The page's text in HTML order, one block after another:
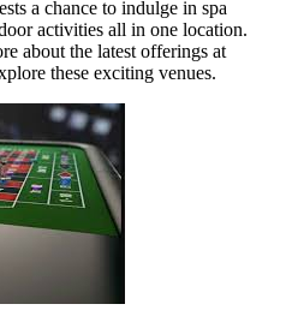
a chance to indulge in spa
activities all in one location.
about the latest offerings at
these exciting venues.